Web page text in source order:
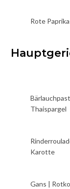
Rote
Thaispargel
Karotte
Gans |